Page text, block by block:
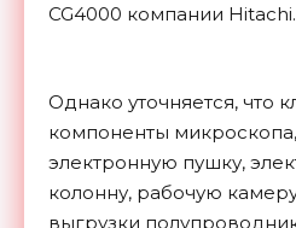
CG4000 компании Hitachi.
Однако уточняется, что
компоненты
электронную пушку,
колонну, рабочую
выгрузки